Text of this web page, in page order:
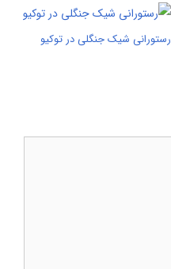
رستورانی شیک جنگلی در توکیو